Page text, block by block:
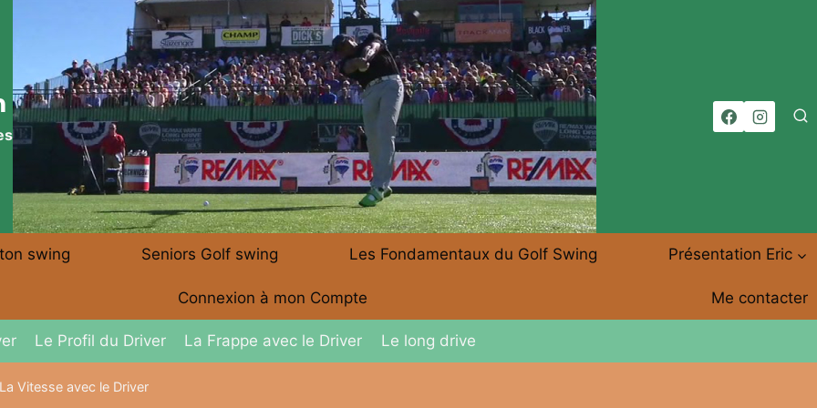
swing Seniors Golf swing Les Fondamentaux du Golf Swing Présentation Eric
Connexion à mon Compte Me contacter
Le Profil du Driver La Frappe avec le Driver Le long drive
La Vitesse avec le Driver